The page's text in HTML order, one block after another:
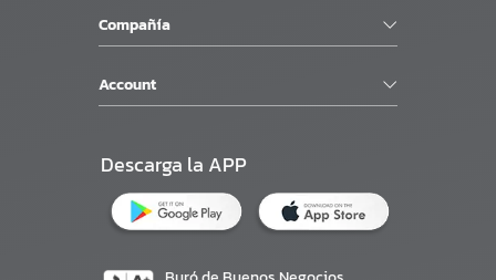
Compañía
Account
Descarga la APP